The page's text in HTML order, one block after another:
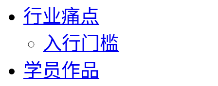
行业痛点
入行门槛
学员作品